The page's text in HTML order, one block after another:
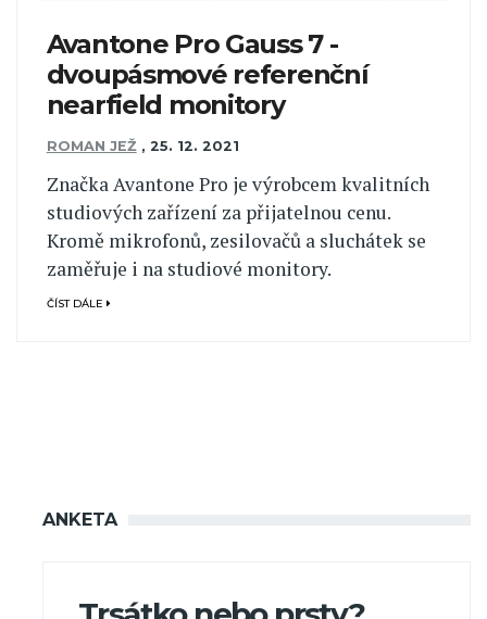
Avantone Pro Gauss 7 -
dvoupásmové referenční
nearfield monitory
ROMAN JEŽ , 25. 12. 2021
Značka Avantone Pro je výrobcem kvalitních
studiových zařízení za přijatelnou cenu.
Kromě mikrofonů, zesilovačů a sluchátek se
zaměřuje i na studiové monitory.
ČÍST DÁLE
ANKETA